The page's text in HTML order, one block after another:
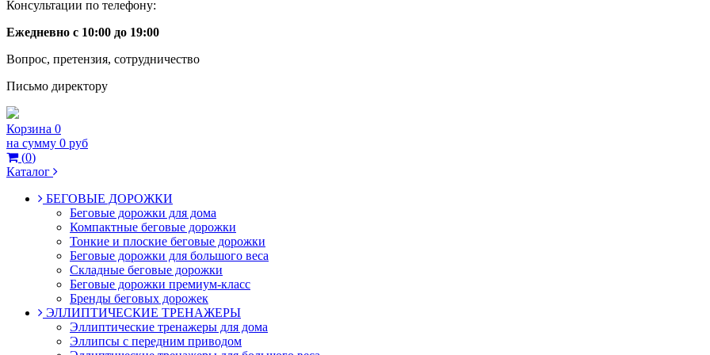
Консультации по телефону:
Ежедневно с 10:00 до 19:00
Вопрос, претензия, сотрудничество
Письмо директору
Корзина 0
на сумму 0 руб
(0)
Каталог
БЕГОВЫЕ ДОРОЖКИ
Беговые дорожки для дома
Компактные беговые дорожки
Тонкие и плоские беговые дорожки
Беговые дорожки для большого веса
Складные беговые дорожки
Беговые дорожки премиум-класс
Бренды беговых дорожек
ЭЛЛИПТИЧЕСКИЕ ТРЕНАЖЕРЫ
Эллиптические тренажеры для дома
Эллипсы с передним приводом